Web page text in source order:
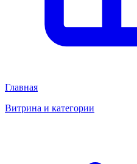
Главная
Витрина и категории